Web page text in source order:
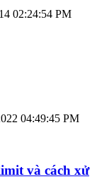
02:24:54 PM
04:49:45 PM
và cách xử